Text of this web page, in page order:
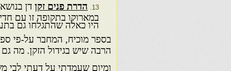
הדרת פנים זקן דן
במארוקו בתקופה זו עם
היו כאלה שהתגלחו גם
בספר מוכיח, המחבר על-פי
הרבה שיש בגידול הזקן. מה
ומיום שעמדתי על דעתי לבי